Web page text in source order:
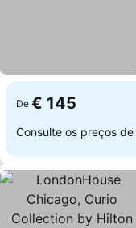
De € 145
Consulte os preços de